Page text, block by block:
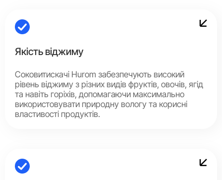
Якість віджиму
Соковитискачі Hurom забезпечують високий
рівень віджиму з різних видів фруктів, овочів, ягід
та навіть горіхів, допомагаючи максимально
використовувати природну вологу та корисні
властивості продуктів.